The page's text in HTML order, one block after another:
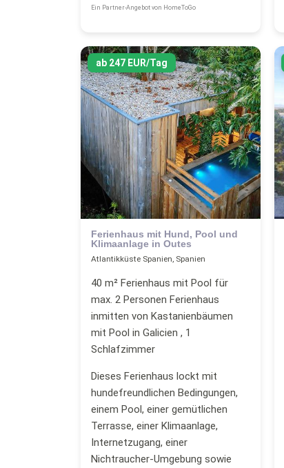
Ein Partner-Angebot von HomeToGo
ab 247 EUR/Tag
Ferienhaus mit Hund, Pool und
Klimaanlage in Outes
Atlantikküste Spanien, Spanien
40 m² Ferienhaus mit Pool für
max. 2 Personen Ferienhaus
inmitten von Kastanienbäumen
mit Pool in Galicien , 1
Schlafzimmer
Dieses Ferienhaus lockt mit
hundefreundlichen Bedingungen,
einem Pool, einer gemütlichen
Terrasse, einer Klimaanlage,
Internetzugang, einer
Nichtraucher-Umgebung sowie